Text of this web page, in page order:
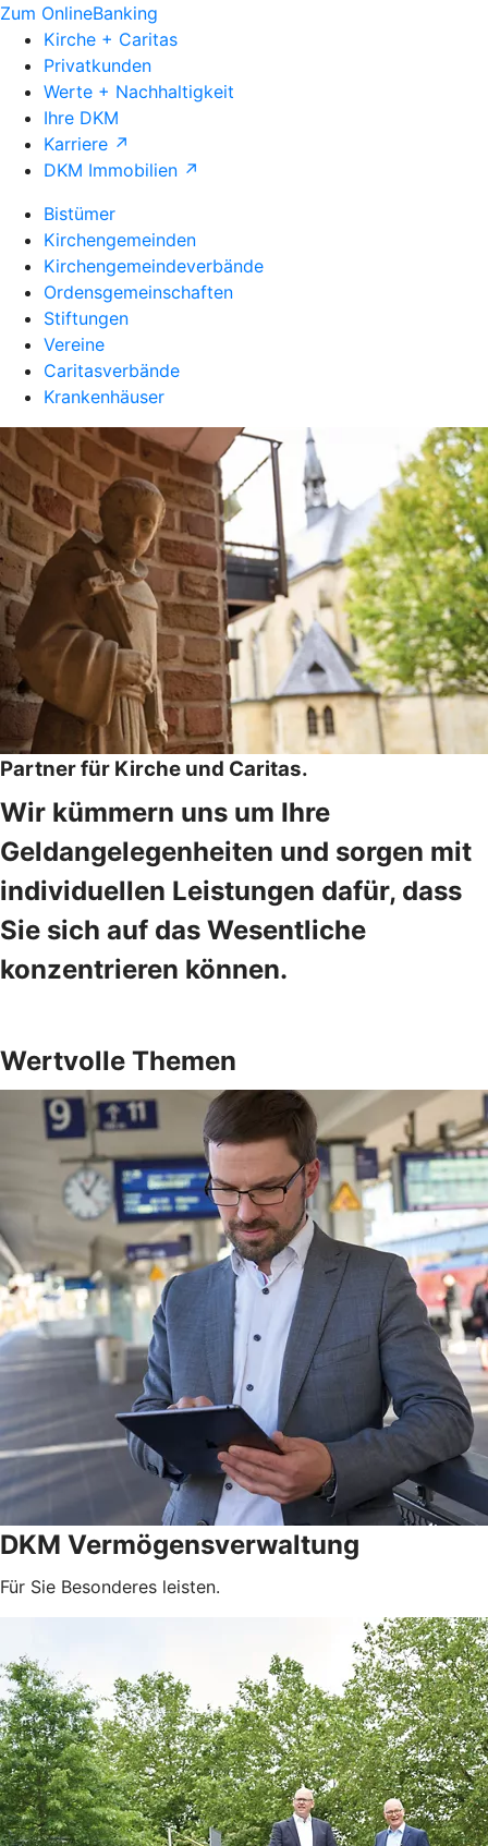
Zum OnlineBanking
Kirche + Caritas
Privatkunden
Werte + Nachhaltigkeit
Ihre DKM
Karriere ↗
DKM Immobilien ↗
Bistümer
Kirchengemeinden
Kirchengemeindeverbände
Ordensgemeinschaften
Stiftungen
Vereine
Caritasverbände
Krankenhäuser
Partner für Kirche und Caritas.
Wir kümmern uns um Ihre
Geldangelegenheiten und sorgen mit
individuellen Leistungen dafür, dass
Sie sich auf das Wesentliche
konzentrieren können.
Wertvolle Themen
DKM Vermögensverwaltung
Für Sie Besonderes leisten.